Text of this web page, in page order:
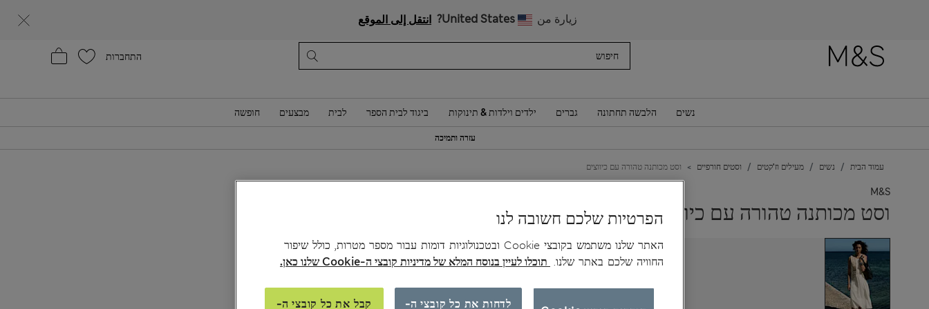
زيارة من United States? انتقل إلى الموقع
התחברות
נשים הלבשה תחתונה גברים ילדים וילדות & תינוקות ביגוד לבית הספר לבית מבצעים חופשה
עזרה ותמיכה
עמוד הבית נשים מעילים וז'קטים וסטים חורפיים וסט מכותנה טהורה עם כיווצים
M&S
וסט מכותנה טהורה עם כיווצים
צבע:צהוב אפרפר
הפרטיות שלכם חשובה לנו
האתר שלנו משתמש בקובצי Cookie ובטכנולוגיות דומות עבור מספר מטרות, כולל שיפור
החוויה שלכם באתר שלנו. תוכלו לעיין בנוסח המלא של מדיניות קובצי ה-Cookie שלנו כאן.
לדחות את כל קובצי ה-
קבל את כל קובצי ה-